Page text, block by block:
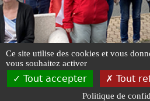
c
UNSFO -Mentions légales- Plan du site-
Ce site utilise des cookies et vous
vous souhaitez activer
Tout accepter Tout
Politique de